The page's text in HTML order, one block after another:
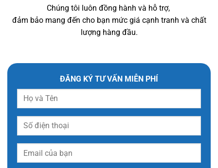
Chúng tôi luôn đồng hành và hỗ trợ,
đảm bảo mang đến cho bạn mức giá cạnh tranh và chất
lượng hàng đầu.
ĐĂNG KÝ TƯ VẤN MIỄN PHÍ